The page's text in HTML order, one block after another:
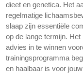
dieet en genetica. Het
regelmatige
slaap zijn essentiële
op de lange termijn.
advies in te winnen
trainingsprogramma
en haalbaar is voor